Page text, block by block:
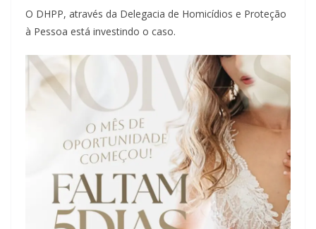
O DHPP, através da Delegacia de Homicídios e Proteção
à Pessoa está investindo o caso.